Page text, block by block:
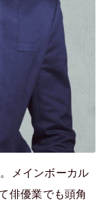
メインボーカル
俳優業でも頭角